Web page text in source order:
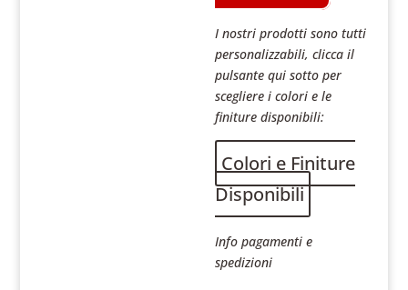
I nostri prodotti sono tutti
personalizzabili, clicca il
pulsante qui sotto per
scegliere i colori e le
finiture disponibili:
Colori e Finiture
Disponibili
Info pagamenti e
spedizioni